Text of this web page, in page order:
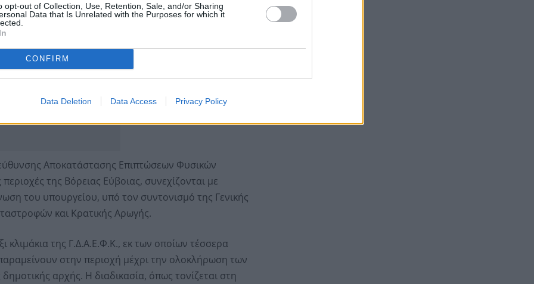
opt-out of Collection, Use, Retention, Sale, and/or Sharing
Data that Is Unrelated with the Purposes for which it
CONFIRM
Data Deletion Data Access Privacy Policy
Αποκατάστασης Επιπτώσεων Φυσικών
της Βόρειας Εύβοιας, συνεχίζονται με
του υπουργείου, υπό τον συντονισμό της Γενικής
και Κρατικής Αρωγής.
κλιμάκια της Γ.Δ.Α.Ε.Φ.Κ., εκ των οποίων τέσσερα
στην περιοχή μέχρι την ολοκλήρωση των
αρχής. Η διαδικασία, όπως τονίζεται στη